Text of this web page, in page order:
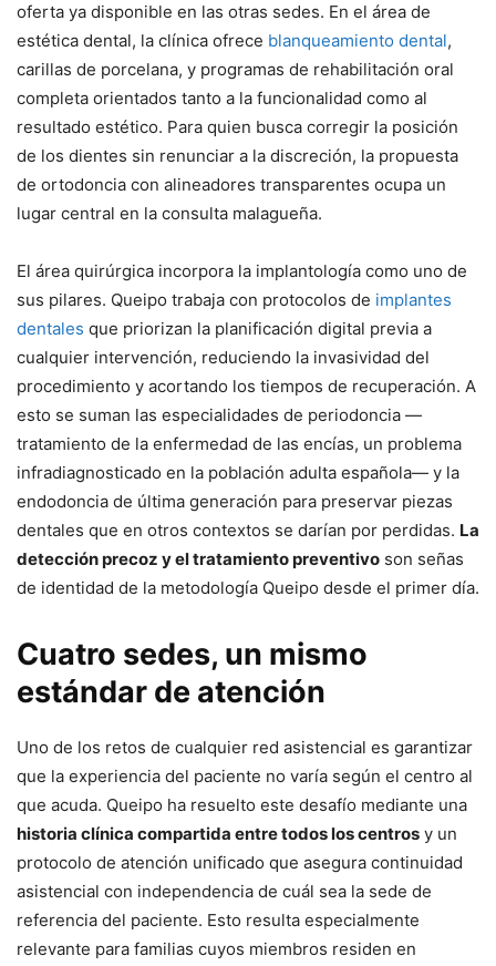
oferta ya disponible en las otras sedes. En el área de
estética dental, la clínica ofrece blanqueamiento dental,
carillas de porcelana, y programas de rehabilitación oral
completa orientados tanto a la funcionalidad como al
resultado estético. Para quien busca corregir la posición
de los dientes sin renunciar a la discreción, la propuesta
de ortodoncia con alineadores transparentes ocupa un
lugar central en la consulta malagueña.
El área quirúrgica incorpora la implantología como uno de
sus pilares. Queipo trabaja con protocolos de implantes
dentales que priorizan la planificación digital previa a
cualquier intervención, reduciendo la invasividad del
procedimiento y acortando los tiempos de recuperación. A
esto se suman las especialidades de periodoncia —
tratamiento de la enfermedad de las encías, un problema
infradiagnosticado en la población adulta española— y la
endodoncia de última generación para preservar piezas
dentales que en otros contextos se darían por perdidas. La
detección precoz y el tratamiento preventivo son señas
de identidad de la metodología Queipo desde el primer día.
Cuatro sedes, un mismo
estándar de atención
Uno de los retos de cualquier red asistencial es garantizar
que la experiencia del paciente no varía según el centro al
que acuda. Queipo ha resuelto este desafío mediante una
historia clínica compartida entre todos los centros y un
protocolo de atención unificado que asegura continuidad
asistencial con independencia de cuál sea la sede de
referencia del paciente. Esto resulta especialmente
relevante para familias cuyos miembros residen en